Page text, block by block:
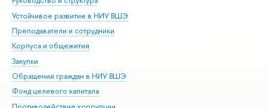
Устойчивое развитие в НИУ ВШЭ
Преподаватели и сотрудники
Корпуса и общежития
Закупки
Обращения граждан в НИУ ВШЭ
Фонд целевого капитала